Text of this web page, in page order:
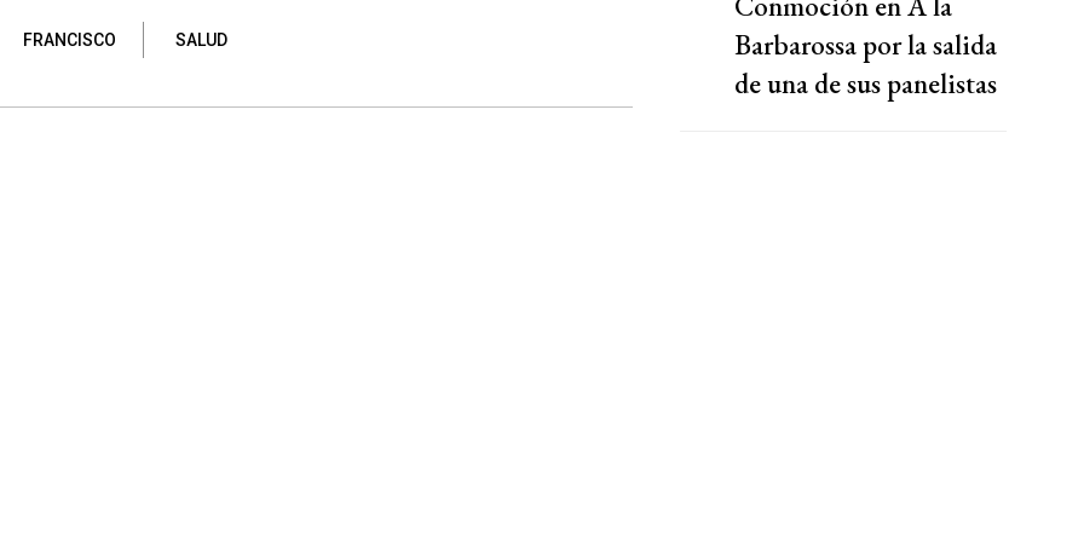
FRANCISCO SALUD
Barbarossa por la salida
de una de sus panelistas